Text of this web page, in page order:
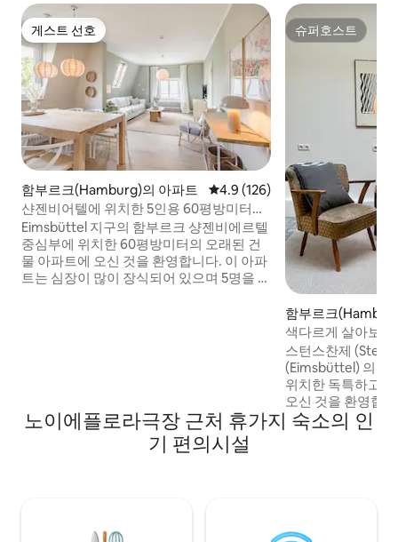
게스트 선호
게스트 선호
함부르크(Hamburg)의 아파트 평점 4.9점(5점 만점), 후기 126
4.9 (126)
샨젠비어텔에 위치한 5인용 60평방미터의
오래된 건물
Eimsbüttel 지구의 함부르크 샹젠비에르텔
중심부에 위치한 60평방미터의 오래된 건
물 아파트에 오신 것을 환영합니다. 이 아파
트는 심장이 많이 장식되어 있으며 5명을 수
슈퍼호스트
슈퍼호스트
함부르크
색다르게 살아보
치한 스튜디오
스턴스찬제
(Eimsbüttel) 의 힙
위치한 독특하고
오신 것을 환영합
주택은 도시의 분
조화를 제공하는
노이에플로라극장 근처 휴가지 숙소의 인
기 편의시설